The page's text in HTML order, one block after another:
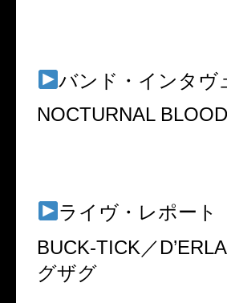
バンド・インタヴ
NOCTURNAL
ライヴ・レポート
BUCK-TICK／
グザグ